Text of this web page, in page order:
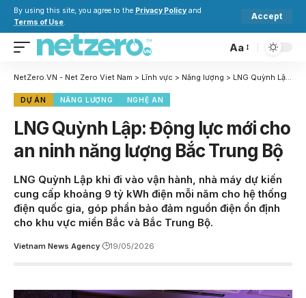
By using this site, you agree to the Privacy Policy and
Terms of Use.
Accept
Aa
NetZero.VN - Net Zero Viet Nam > Lĩnh vực > Năng lượng > LNG Quỳnh Lập: Động lực mới cho an ninh năng lượng Bắc Trung Bộ
DỰ ÁN NĂNG LƯỢNG NGHỆ AN
LNG Quỳnh Lập: Động lực mới cho
an ninh năng lượng Bắc Trung Bộ
LNG Quỳnh Lập khi đi vào vận hành, nhà máy dự kiến
cung cấp khoảng 9 tỷ kWh điện mỗi năm cho hệ thống
điện quốc gia, góp phần bảo đảm nguồn điện ổn định
cho khu vực miền Bắc và Bắc Trung Bộ.
Vietnam News Agency 19/05/2026